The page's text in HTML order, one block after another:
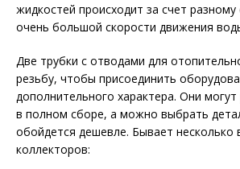
жидкостей происходит за счет
очень большой скорости движения
Две трубки с отводами для
резьбу, чтобы присоединить
дополнительного характера. Они
в полном сборе, а можно выбрать
обойдется дешевле. Бывает несколько
коллекторов: